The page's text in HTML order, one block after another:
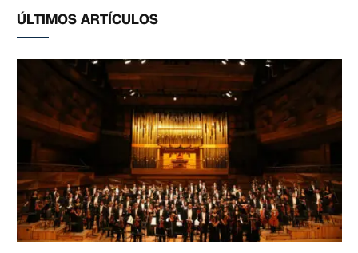
ÚLTIMOS ARTÍCULOS